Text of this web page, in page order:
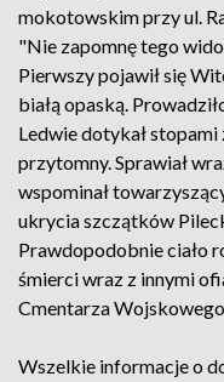
mokotowskim przy ul.
"Nie zapomnę tego
Pierwszy pojawił się
białą opaską.
Ledwie dotykał
przytomny. Sprawiał
wspominał
ukrycia szczątków
Prawdopodobnie ciało
śmierci wraz z innymi
Cmentarza
Wszelkie informacje o